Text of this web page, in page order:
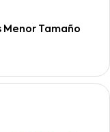
Tamaño